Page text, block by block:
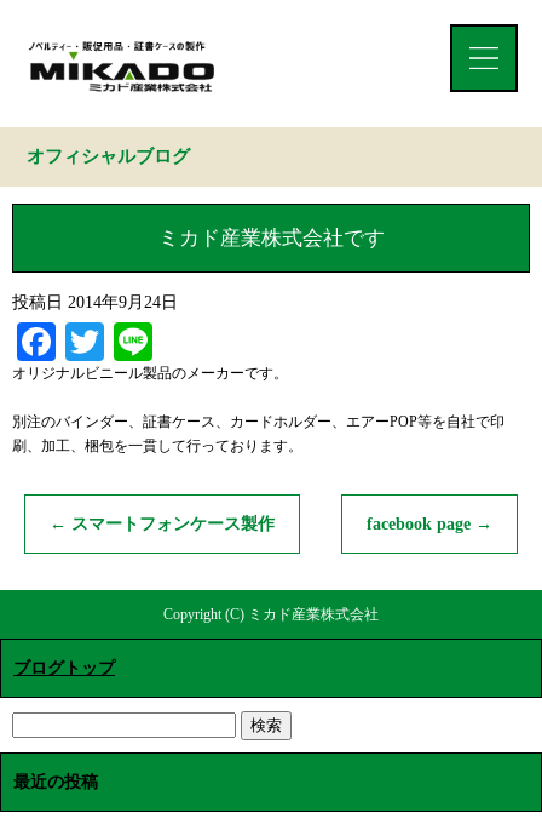
オフィシャルブログ
ミカド産業株式会社です
投稿日 2014年9月24日
Facebook
Twitter
オリジナルビニール製品のメーカーです。
別注のバインダー、証書ケース、カードホルダー、エアーPOP等を自社で印
刷、加工、梱包を一貫して行っております。
← スマートフォンケース製作 facebook page →
Copyright (C) ミカド産業株式会社
ブログトップ
最近の投稿